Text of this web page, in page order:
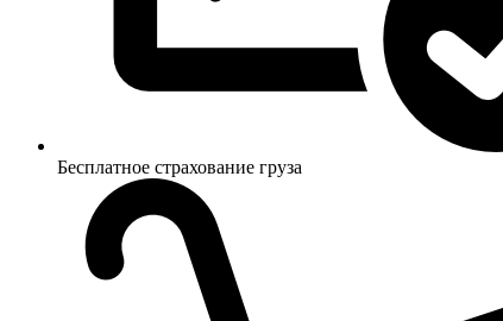
Бесплатное страхование груза